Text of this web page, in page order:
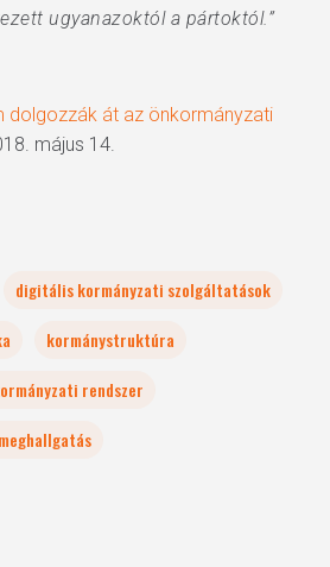
ugyanazoktól a pártoktól.”
dolgozzák át az önkormányzati
május 14.
digitális kormányzati szolgáltatások
kormánystruktúra
rendszer